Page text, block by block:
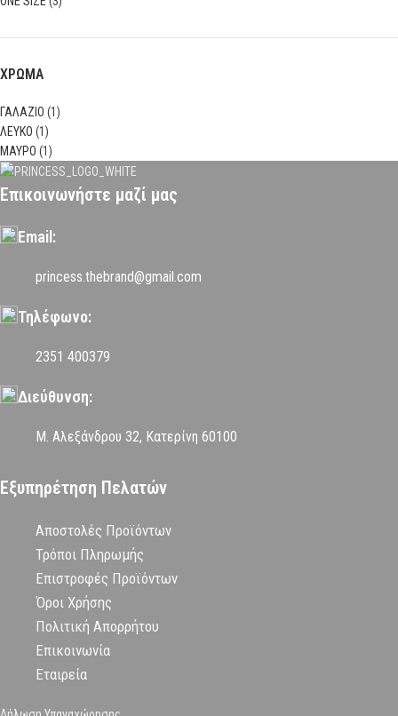
ΧΡΩΜΑ
ΓΑΛΑΖΙΟ (1)
ΛΕΥΚΟ (1)
ΜΑΥΡΟ (1)
Επικοινωνήστε μαζί μας
Email:
princess.thebrand@gmail.com
Τηλέφωνο:
2351 400379
Διεύθυνση:
Μ. Αλεξάνδρου 32, Κατερίνη 60100
Εξυπηρέτηση Πελατών
Αποστολές Προϊόντων
Τρόποι Πληρωμής
Επιστροφές Προϊόντων
Όροι Χρήσης
Πολιτική Απορρήτου
Επικοινωνία
Εταιρεία